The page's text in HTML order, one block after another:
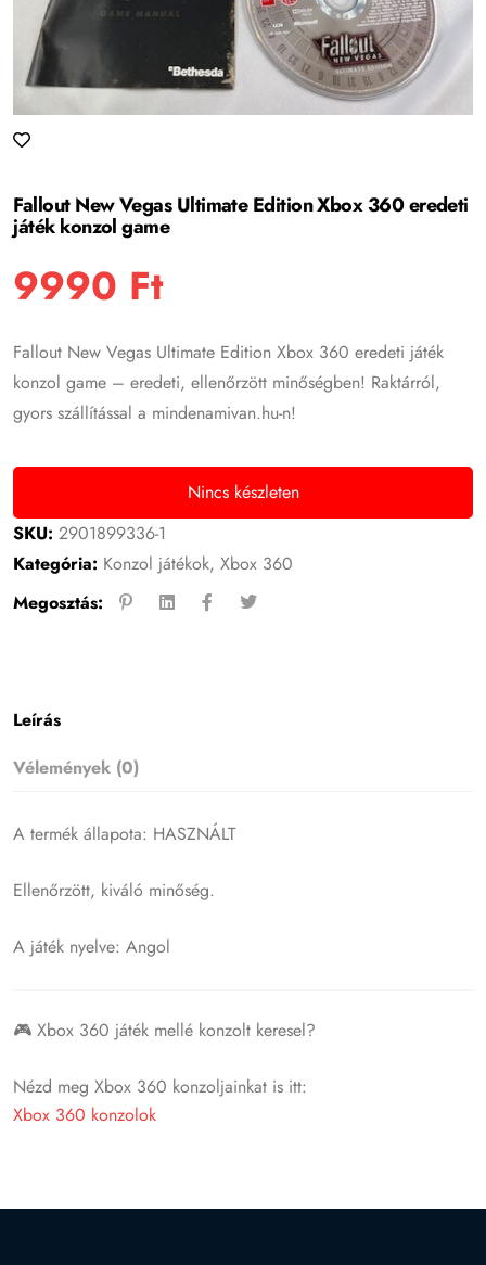
Fallout New Vegas Ultimate Edition Xbox 360 eredeti
játék konzol game
9990 Ft
Fallout New Vegas Ultimate Edition Xbox 360 eredeti játék
konzol game – eredeti, ellenőrzött minőségben! Raktárról,
gyors szállítással a mindenamivan.hu-n!
Nincs készleten
SKU:2901899336-1
Kategória: Konzol játékok,Xbox 360
Megosztás:
Leírás
Vélemények (0)
A termék állapota: HASZNÁLT
Ellenőrzött, kiváló minőség.
A játék nyelve: Angol
🎮 Xbox 360 játék mellé konzolt keresel?
Nézd meg Xbox 360 konzoljainkat is itt:
Xbox 360 konzolok